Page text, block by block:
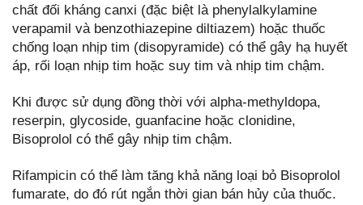
chất đối kháng canxi (đặc biệt là phenylalkylamine
verapamil và benzothiazepine diltiazem) hoặc thuốc
chống loạn nhịp tim (disopyramide) có thể gây hạ huyết
áp, rối loạn nhịp tim hoặc suy tim và nhịp tim chậm.
Khi được sử dụng đồng thời với alpha-methyldopa,
reserpin, glycoside, guanfacine hoặc clonidine,
Bisoprolol có thể gây nhịp tim chậm.
Rifampicin có thể làm tăng khả năng loại bỏ Bisoprolol
fumarate, do đó rút ngắn thời gian bán hủy của thuốc.